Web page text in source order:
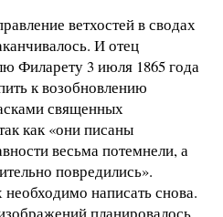
ветхостей в сводах
И отец
Филарету 3 июля 1865 года
к возобновлению
священных
как «они писаны
весьма потемнели, а
повредились».
написать снова.